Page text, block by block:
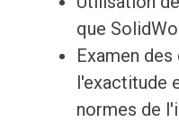
que
Examen
l'exactitude
normes de